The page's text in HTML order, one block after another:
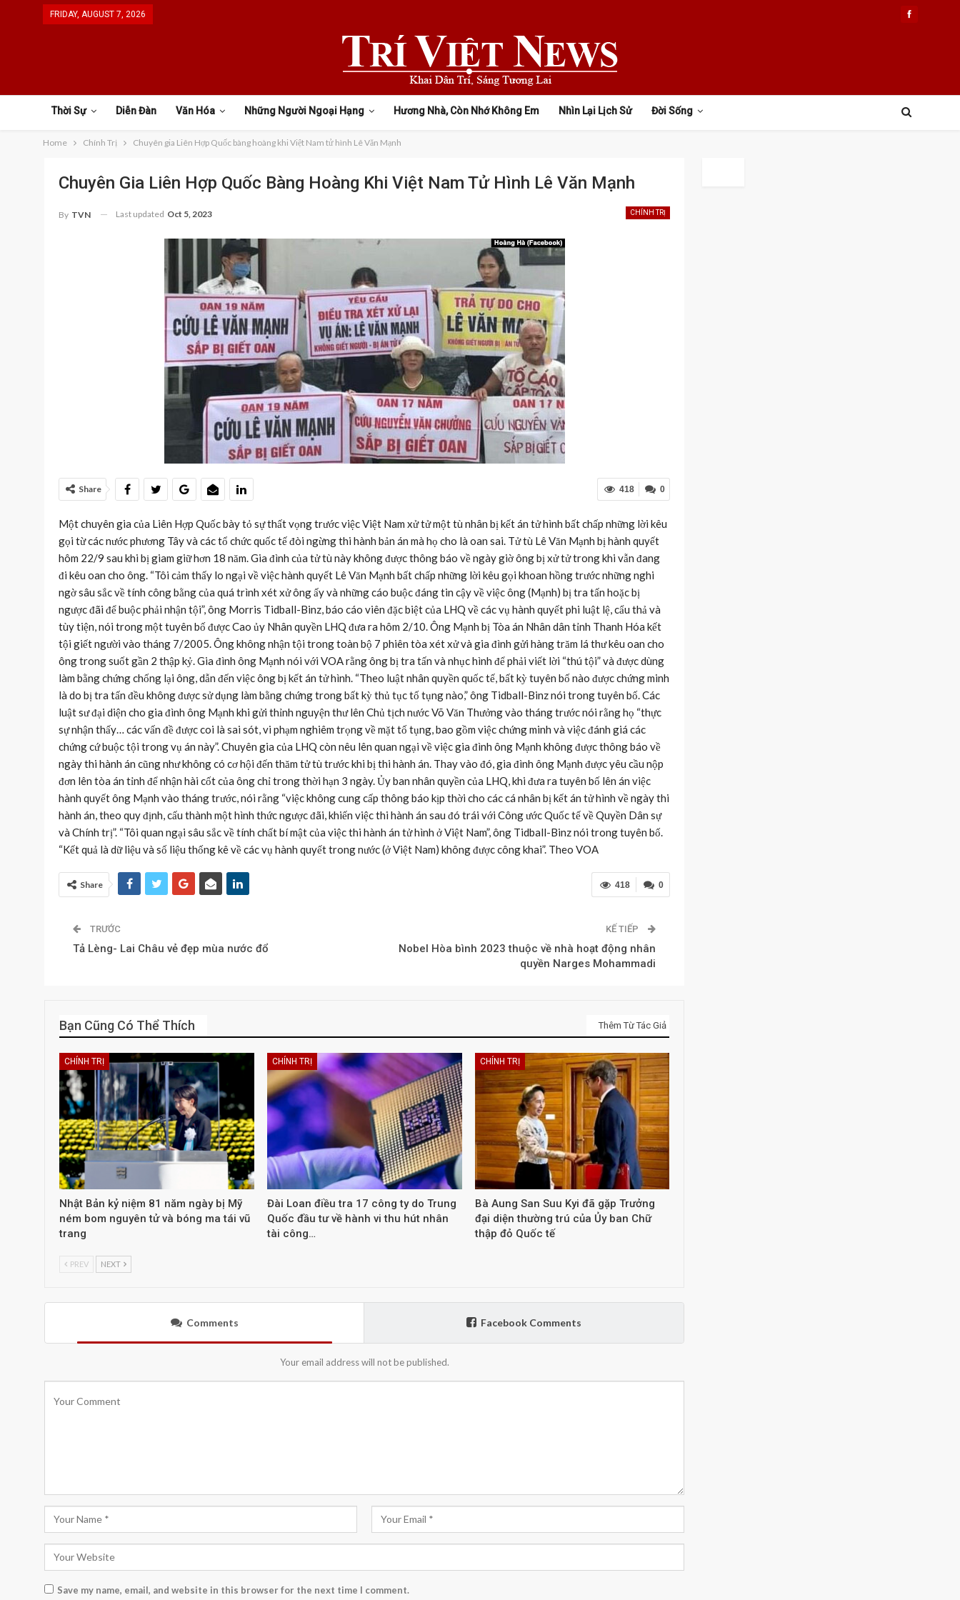
FRIDAY, AUGUST 7, 2026
Thời Sự Diễn Đàn Văn Hóa Những Người Ngoại Hạng Hương Nhà, Còn Nhớ Không Em Nhìn Lại Lịch Sử Đời Sống
Home Chính Trị Chuyên gia Liên Hợp Quốc bàng hoàng khi Việt Nam tử hình Lê Văn Mạnh
Chuyên Gia Liên Hợp Quốc Bàng Hoàng Khi Việt Nam Tử Hình Lê Văn Mạnh
CHÍNH TRỊ
By TVN Last updated Oct 5, 2023
0
418
Share
Một chuyên gia của Liên Hợp Quốc bày tỏ sự thất vọng trước việc Việt Nam xử tử một tù nhân bị kết án tử hình bất chấp những lời kêu
gọi từ các nước phương Tây và các tổ chức quốc tế đòi ngừng thi hành bản án mà họ cho là oan sai. Tử tù Lê Văn Mạnh bị hành quyết
hôm 22/9 sau khi bị giam giữ hơn 18 năm. Gia đình của tử tù này không được thông báo về ngày giờ ông bị xử tử trong khi vẫn đang
đi kêu oan cho ông. “Tôi cảm thấy lo ngại về việc hành quyết Lê Văn Mạnh bất chấp những lời kêu gọi khoan hồng trước những nghi
ngờ sâu sắc về tính công bằng của quá trình xét xử ông ấy và những cáo buộc đáng tin cậy về việc ông (Mạnh) bị tra tấn hoặc bị
ngược đãi để buộc phải nhận tội”, ông Morris Tidball-Binz, báo cáo viên đặc biệt của LHQ về các vụ hành quyết phi luật lệ, cẩu thả và
tùy tiện, nói trong một tuyên bố được Cao ủy Nhân quyền LHQ đưa ra hôm 2/10. Ông Mạnh bị Tòa án Nhân dân tỉnh Thanh Hóa kết
tội giết người vào tháng 7/2005. Ông không nhận tội trong toàn bộ 7 phiên tòa xét xử và gia đình gửi hàng trăm lá thư kêu oan cho
ông trong suốt gần 2 thập kỷ. Gia đình ông Mạnh nói với VOA rằng ông bị tra tấn và nhục hình để phải viết lời “thú tội” và được dùng
làm bằng chứng chống lại ông, dẫn đến việc ông bị kết án tử hình. “Theo luật nhân quyền quốc tế, bất kỳ tuyên bố nào được chứng minh
là do bị tra tấn đều không được sử dụng làm bằng chứng trong bất kỳ thủ tục tố tụng nào,” ông Tidball-Binz nói trong tuyên bố. Các
luật sư đại diện cho gia đình ông Mạnh khi gửi thỉnh nguyện thư lên Chủ tịch nước Võ Văn Thưởng vào tháng trước nói rằng họ “thực
sự nhận thấy… các vấn đề được coi là sai sót, vi phạm nghiêm trọng về mặt tố tụng, bao gồm việc chứng minh và việc đánh giá các
chứng cứ buộc tội trong vụ án này”. Chuyên gia của LHQ còn nêu lên quan ngại về việc gia đình ông Mạnh không được thông báo về
ngày thi hành án cũng như không có cơ hội đến thăm tử tù trước khi bị thi hành án. Thay vào đó, gia đình ông Mạnh được yêu cầu nộp
đơn lên tòa án tỉnh để nhận hài cốt của ông chỉ trong thời hạn 3 ngày. Ủy ban nhân quyền của LHQ, khi đưa ra tuyên bố lên án việc
hành quyết ông Mạnh vào tháng trước, nói rằng “việc không cung cấp thông báo kịp thời cho các cá nhân bị kết án tử hình về ngày thi
hành án, theo quy định, cấu thành một hình thức ngược đãi, khiến việc thi hành án sau đó trái với Công ước Quốc tế về Quyền Dân sự
và Chính trị”. “Tôi quan ngại sâu sắc về tính chất bí mật của việc thi hành án tử hình ở Việt Nam”, ông Tidball-Binz nói trong tuyên bố.
“Kết quả là dữ liệu và số liệu thống kê về các vụ hành quyết trong nước (ở Việt Nam) không được công khai”. Theo VOA
0
418
Share
TRƯỚC
Tả Lèng- Lai Châu vẻ đẹp mùa nước đổ
KẾ TIẾP
Nobel Hòa bình 2023 thuộc về nhà hoạt động nhân
quyền Narges Mohammadi
Bạn Cũng Có Thể Thích Thêm Từ Tác Giả
CHÍNH TRỊ
Nhật Bản kỷ niệm 81 năm ngày bị Mỹ
ném bom nguyên tử và bóng ma tái vũ
trang
CHÍNH TRỊ
Đài Loan điều tra 17 công ty do Trung
Quốc đầu tư về hành vi thu hút nhân
tài công…
CHÍNH TRỊ
Bà Aung San Suu Kyi đã gặp Trưởng
đại diện thường trú của Ủy ban Chữ
thập đỏ Quốc tế
PREV NEXT
Comments Facebook Comments
Your email address will not be published.
Save my name, email, and website in this browser for the next time I comment.